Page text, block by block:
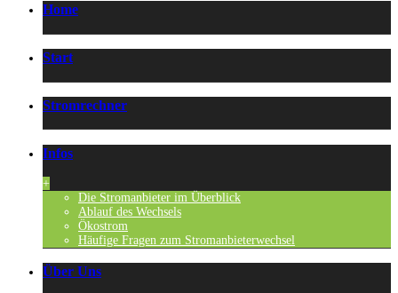
Home
Start
Stromrechner
Infos
+
Die Stromanbieter im Überblick
Ablauf des Wechsels
Ökostrom
Häufige Fragen zum Stromanbieterwechsel
Über Uns